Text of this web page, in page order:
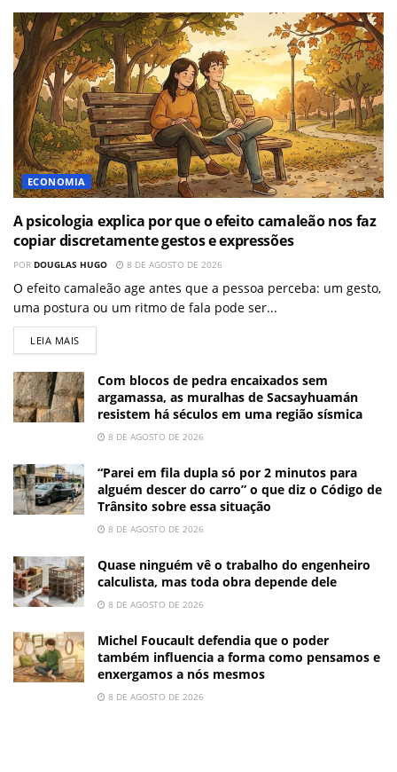
ECONOMIA
A psicologia explica por que o efeito camaleão nos faz
copiar discretamente gestos e expressões
POR DOUGLAS HUGO 8 DE AGOSTO DE 2026
O efeito camaleão age antes que a pessoa perceba: um gesto,
uma postura ou um ritmo de fala pode ser...
LEIA MAIS
Com blocos de pedra encaixados sem
argamassa, as muralhas de Sacsayhuamán
resistem há séculos em uma região sísmica
8 DE AGOSTO DE 2026
“Parei em fila dupla só por 2 minutos para
alguém descer do carro” o que diz o Código de
Trânsito sobre essa situação
8 DE AGOSTO DE 2026
Quase ninguém vê o trabalho do engenheiro
calculista, mas toda obra depende dele
8 DE AGOSTO DE 2026
Michel Foucault defendia que o poder
também influencia a forma como pensamos e
enxergamos a nós mesmos
8 DE AGOSTO DE 2026